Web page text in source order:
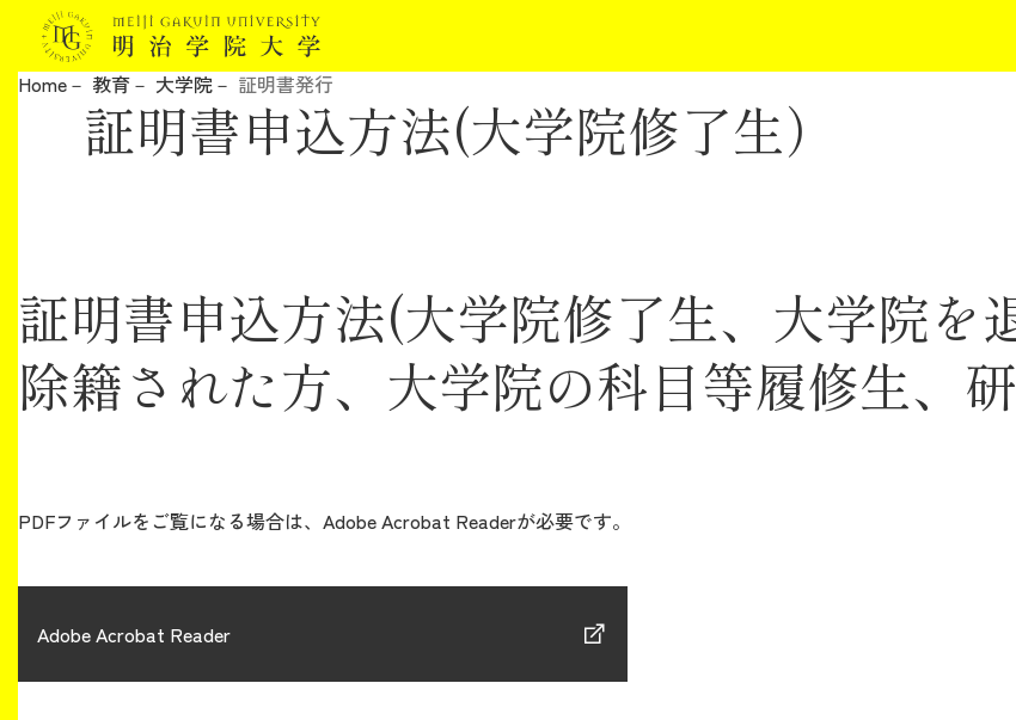
明治学院大学について
学生生活
留学・国際交流
ボランティア
Home 教育 大学院 証明書発行
証明書申込方法(大学院修了生）
証明書申込方法(大学院修了生、大学院を
除籍された方、大学院の科目等履修生、
PDFファイルをご覧になる場合は、Adobe Acrobat Readerが必要です。
Adobe Acrobat Reader